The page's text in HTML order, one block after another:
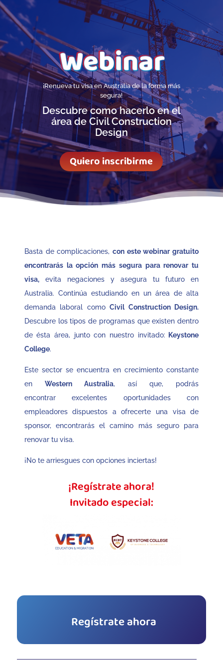
¡Renueva tu visa en Australia de la forma más
segura!
Descubre como hacerlo en el
área de Civil Construction
Design
Quiero inscribirme
Basta de complicaciones, con este webinar gratuito
encontrarás la opción más segura para renovar tu
visa,evita negaciones y asegura tu futuro en
Australia. Continúa estudiando en un área de alta
demanda laboral comoCivil Construction Design.
Descubre los tipos de programas que existen dentro
de ésta área, junto con nuestro invitado: Keystone
College.
Este sector se encuentra en crecimiento constante
enWestern Australia, así que, podrás
encontrar excelentes oportunidades con
empleadores dispuestos a ofrecerte una visa de
sponsor, encontrarás el camino más seguro para
renovar tu visa.
¡No te arriesgues con opciones inciertas!
¡Regístrate ahora!
Invitado especial:
Regístrate ahora